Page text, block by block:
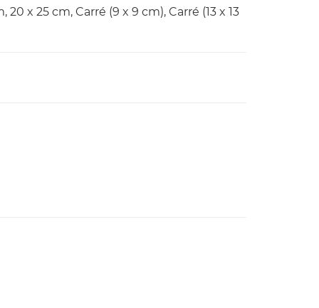
20 x 25 cm, Carré (9 x 9 cm), Carré (13 x 13